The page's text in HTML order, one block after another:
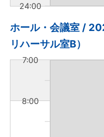
24:00
ホール・会議室 /
リハーサル室B）
7:00
8:00